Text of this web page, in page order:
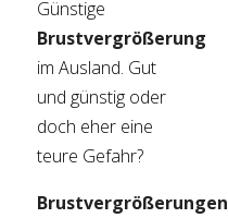
Günstige
Brustvergrößerung
im Ausland. Gut
und günstig oder
doch eher eine
teure Gefahr?
Brustvergrößerungen